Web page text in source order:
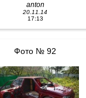
anton
20.11.14
17:13
Фото № 92